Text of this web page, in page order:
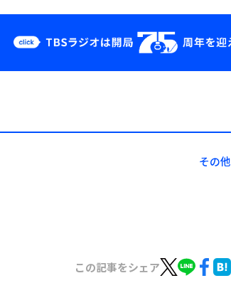
YouTube
その他
この記事をシェア